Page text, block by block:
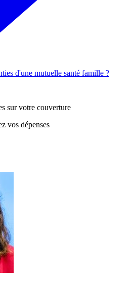
d'une mutuelle santé famille ?
sur votre couverture
vos dépenses